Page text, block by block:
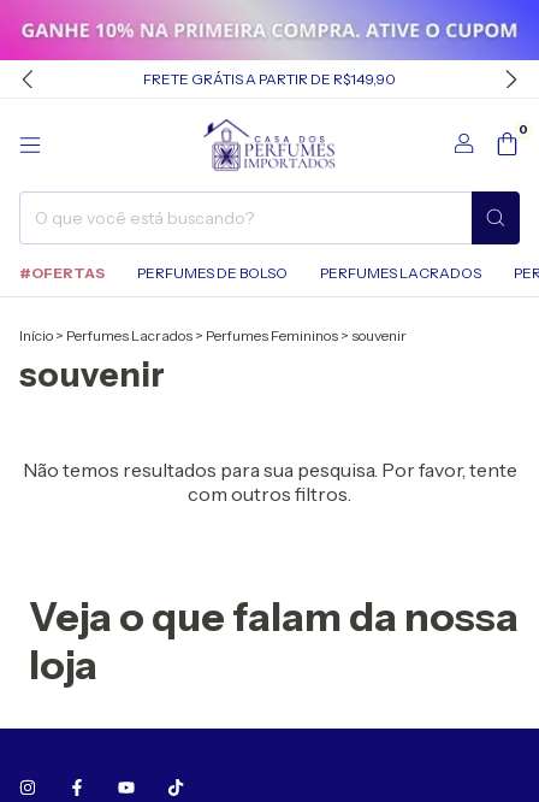
FRETE GRÁTIS A PARTIR DE R$149,90
0
#OFERTAS PERFUMES DE BOLSO PERFUMES LACRADOS
Início > Perfumes Lacrados > Perfumes Femininos > souvenir
souvenir
Não temos resultados para sua pesquisa. Por favor, tente
com outros filtros.
Veja o que falam da nossa
loja